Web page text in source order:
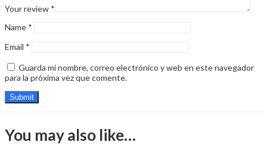
Your review *
Name *
Email *
Guarda mi nombre, correo electrónico y web en este navegador
para la próxima vez que comente.
You may also like…